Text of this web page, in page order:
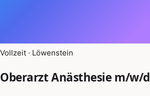
Vollzeit · Löwenstein
Oberarzt Anästhesie m/w/d